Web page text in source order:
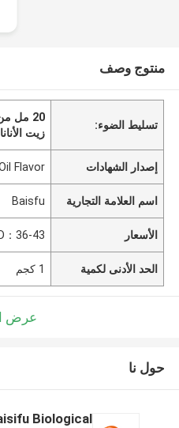
منتوج وصف
تسليط الضوء:
20 مل من زيت الأناناس النقي
زيت
إصدار الشهادات Flavor
اسم العلامة التجارية Baisfu
الأسعار ：36-43
الحد الأدنى لكمية 1 كجم
عرض
حول نا
Biological